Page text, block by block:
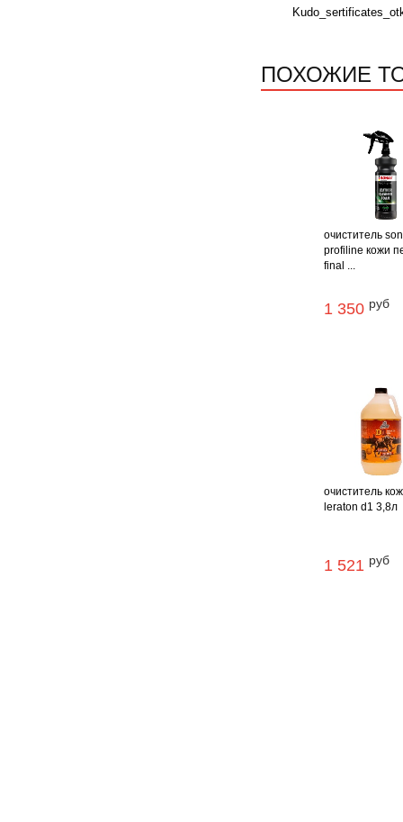
ПОХОЖИЕ
очиститель
profiline кожи
final ...
1 350 руб
очиститель
leraton d1 3,8л
1 521 руб